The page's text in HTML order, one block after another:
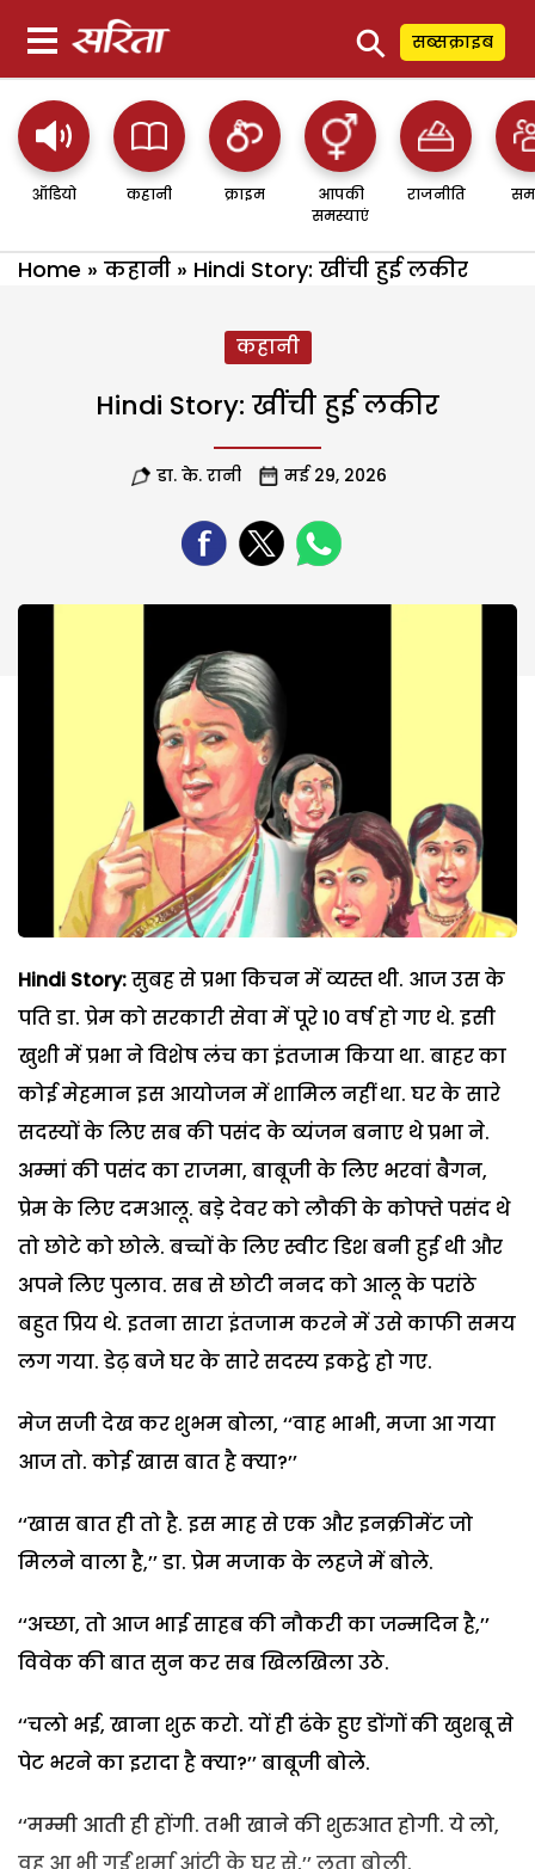
⚲ सब्सक्राइब
ऑडियो कहानी क्राइम
आपकी
समस्याएं
राजनीति
Home » कहानी » Hindi Story: खींची हुई लकीर
कहानी
Hindi Story: खींची हुई लकीर
डा. के. रानी मई 29, 2026
Hindi Story:सुबह से प्रभा किचन में व्यस्त थी. आज उस के
पति डा. प्रेम को सरकारी सेवा में पूरे 10 वर्ष हो गए थे. इसी
खुशी में प्रभा ने विशेष लंच का इंतजाम किया था. बाहर का
कोई मेहमान इस आयोजन में शामिल नहीं था. घर के सारे
सदस्यों के लिए सब की पसंद के व्यंजन बनाए थे प्रभा ने.
अम्मां की पसंद का राजमा, बाबूजी के लिए भरवां बैगन,
प्रेम के लिए दमआलू. बडे़ देवर को लौकी के कोफ्ते पसंद थे
तो छोटे को छोले. बच्चों के लिए स्वीट डिश बनी हुई थी और
अपने लिए पुलाव. सब से छोटी ननद को आलू के परांठे
बहुत प्रिय थे. इतना सारा इंतजाम करने में उसे काफी समय
लग गया. डेढ़ बजे घर के सारे सदस्य इकट्ठे हो गए.
मेज सजी देख कर शुभम बोला, ‘‘वाह भाभी, मजा आ गया
आज तो. कोई खास बात है क्या?’’
‘‘खास बात ही तो है. इस माह से एक और इनक्रीमेंट जो
मिलने वाला है,’’ डा. प्रेम मजाक के लहजे में बोले.
‘‘अच्छा, तो आज भाई साहब की नौकरी का जन्मदिन है,’’
विवेक की बात सुन कर सब खिलखिला उठे.
‘‘चलो भई, खाना शुरू करो. यों ही ढंके हुए डोंगों की खुशबू से
पेट भरने का इरादा है क्या?’’ बाबूजी बोले.
‘‘मम्मी आती ही होंगी. तभी खाने की शुरुआत होगी. ये लो,
वह आ भी गईं शर्मा आंटी के घर से,’’ लता बोली.